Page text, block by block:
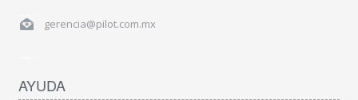
gerencia@pilot.com.mx
AYUDA